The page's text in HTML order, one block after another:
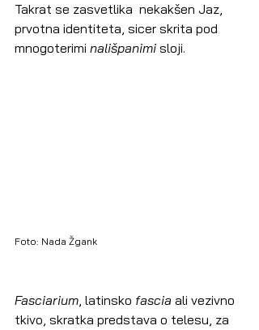
Takrat se zasvetlika  nekakšen Jaz,
prvotna identiteta, sicer skrita pod
mnogoterimi nališpanimi sloji.
Foto: Nada Žgank
Fasciarium, latinsko fascia ali vezivno
tkivo, skratka predstava o telesu, za